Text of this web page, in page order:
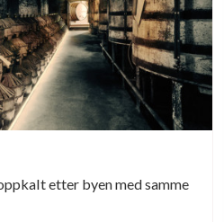
etter byen med samme